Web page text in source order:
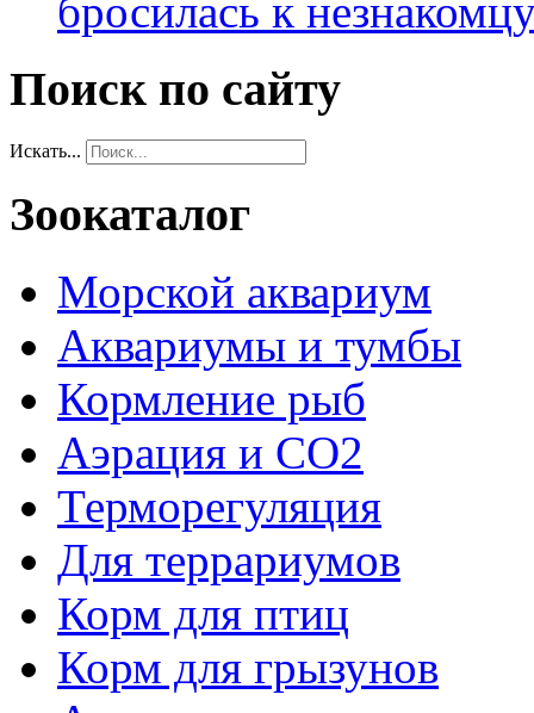
бросилась к
Поиск по сайту
Искать...
Зоокаталог
Морской аквариум
Аквариумы и тумбы
Кормление рыб
Аэрация и СО2
Терморегуляция
Для террариумов
Корм для птиц
Корм для грызунов